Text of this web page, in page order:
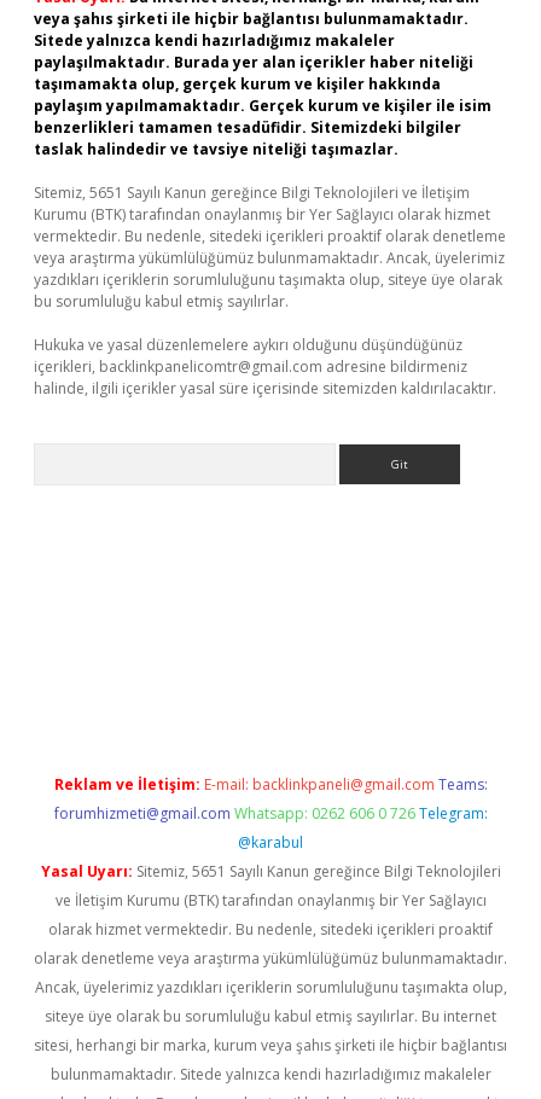
veya şahıs şirketi ile hiçbir bağlantısı bulunmamaktadır.
Sitede yalnızca kendi hazırladığımız makaleler
paylaşılmaktadır. Burada yer alan içerikler haber niteliği
taşımamakta olup, gerçek kurum ve kişiler hakkında
paylaşım yapılmamaktadır. Gerçek kurum ve kişiler ile isim
benzerlikleri tamamen tesadüfidir. Sitemizdeki bilgiler
taslak halindedir ve tavsiye niteliği taşımazlar.
Sitemiz, 5651 Sayılı Kanun gereğince Bilgi Teknolojileri ve İletişim
Kurumu (BTK) tarafından onaylanmış bir Yer Sağlayıcı olarak hizmet
vermektedir. Bu nedenle, sitedeki içerikleri proaktif olarak denetleme
veya araştırma yükümlülüğümüz bulunmamaktadır. Ancak, üyelerimiz
yazdıkları içeriklerin sorumluluğunu taşımakta olup, siteye üye olarak
bu sorumluluğu kabul etmiş sayılırlar.
Hukuka ve yasal düzenlemelere aykırı olduğunu düşündüğünüz
içerikleri, backlinkpanelicomtr@gmail.com adresine bildirmeniz
halinde, ilgili içerikler yasal süre içerisinde sitemizden kaldırılacaktır.
Reklam ve İletişim: E-mail: backlinkpaneli@gmail.com Teams:
forumhizmeti@gmail.com Whatsapp: 0262 606 0 726 Telegram:
@karabul
Yasal Uyarı: Sitemiz, 5651 Sayılı Kanun gereğince Bilgi Teknolojileri
ve İletişim Kurumu (BTK) tarafından onaylanmış bir Yer Sağlayıcı
olarak hizmet vermektedir. Bu nedenle, sitedeki içerikleri proaktif
olarak denetleme veya araştırma yükümlülüğümüz bulunmamaktadır.
Ancak, üyelerimiz yazdıkları içeriklerin sorumluluğunu taşımakta olup,
siteye üye olarak bu sorumluluğu kabul etmiş sayılırlar. Bu internet
sitesi, herhangi bir marka, kurum veya şahıs şirketi ile hiçbir bağlantısı
bulunmamaktadır. Sitede yalnızca kendi hazırladığımız makaleler